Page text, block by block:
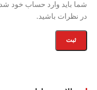
شما باید وارد حساب خود
در نظرات باشید.